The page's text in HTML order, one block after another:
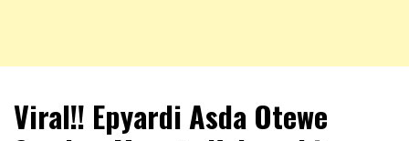
NKRIPOST
Viral!! Epyardi Asda Otewe